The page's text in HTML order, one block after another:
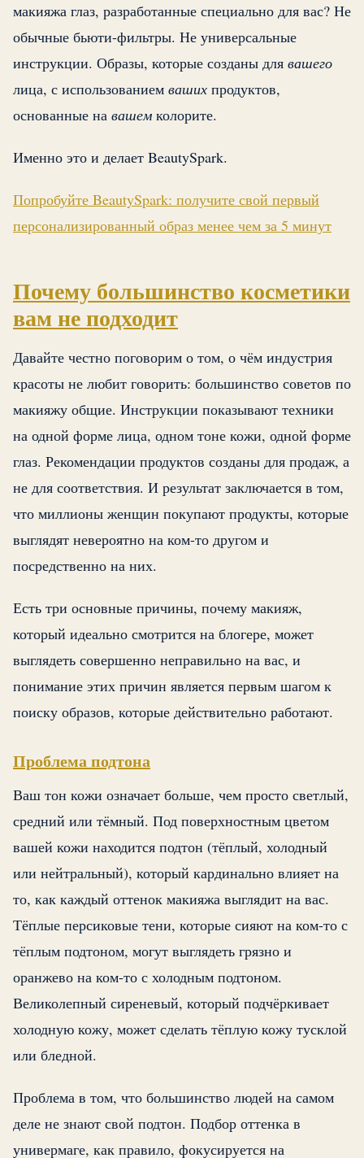
макияжа глаз, разработанные специально для вас? Не
обычные бьюти-фильтры. Не универсальные
инструкции. Образы, которые созданы для вашего
лица, с использованием ваших продуктов,
основанные на вашем колорите.
Именно это и делает BeautySpark.
Попробуйте BeautySpark: получите свой первый
персонализированный образ менее чем за 5 минут
Почему большинство косметики
вам не подходит
Давайте честно поговорим о том, о чём индустрия
красоты не любит говорить: большинство советов по
макияжу общие. Инструкции показывают техники
на одной форме лица, одном тоне кожи, одной форме
глаз. Рекомендации продуктов созданы для продаж, а
не для соответствия. И результат заключается в том,
что миллионы женщин покупают продукты, которые
выглядят невероятно на ком-то другом и
посредственно на них.
Есть три основные причины, почему макияж,
который идеально смотрится на блогере, может
выглядеть совершенно неправильно на вас, и
понимание этих причин является первым шагом к
поиску образов, которые действительно работают.
Проблема подтона
Ваш тон кожи означает больше, чем просто светлый,
средний или тёмный. Под поверхностным цветом
вашей кожи находится подтон (тёплый, холодный
или нейтральный), который кардинально влияет на
то, как каждый оттенок макияжа выглядит на вас.
Тёплые персиковые тени, которые сияют на ком-то с
тёплым подтоном, могут выглядеть грязно и
оранжево на ком-то с холодным подтоном.
Великолепный сиреневый, который подчёркивает
холодную кожу, может сделать тёплую кожу тусклой
или бледной.
Проблема в том, что большинство людей на самом
деле не знают свой подтон. Подбор оттенка в
универмаге, как правило, фокусируется на